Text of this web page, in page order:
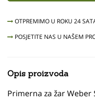
OTPREMIMO U ROKU 24
POSJETITE NAS U NAŠEM
Opis proizvoda
Primerna za žar Weber